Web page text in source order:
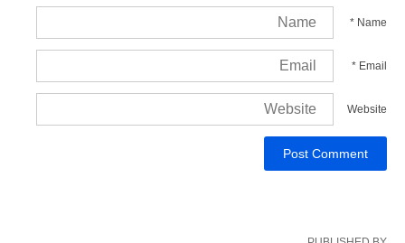
Name
*
Email
*
Website